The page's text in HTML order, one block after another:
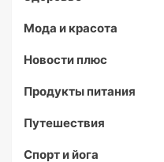
Мода и красота
Новости плюс
Продукты питания
Путешествия
Спорт и йога